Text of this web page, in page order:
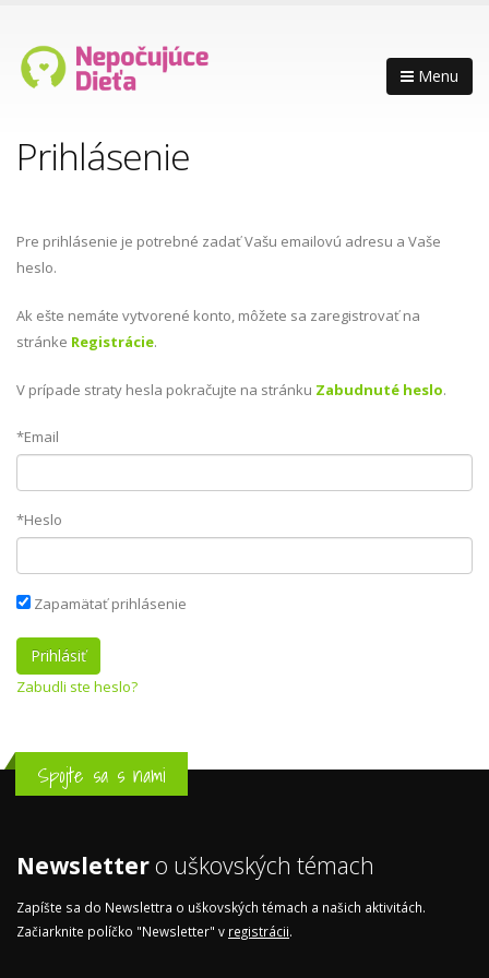
Menu
Prihlásenie
Pre prihlásenie je potrebné zadať Vašu emailovú adresu a Vaše
heslo.
Ak ešte nemáte vytvorené konto, môžete sa zaregistrovať na
stránke Registrácie.
V prípade straty hesla pokračujte na stránku Zabudnuté heslo.
*Email
*Heslo
Zapamätať prihlásenie
Zabudli ste heslo?
Spojte sa s nami
Newsletter o uškovských témach
Zapíšte sa do Newslettra o uškovských témach a našich aktivitách.
Začiarknite políčko "Newsletter" v registrácii.